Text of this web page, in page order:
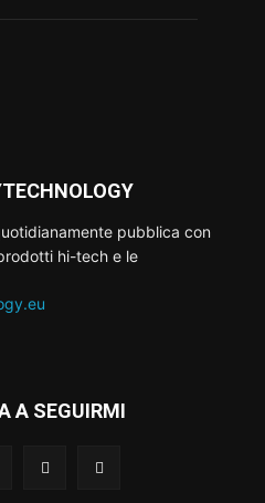
pubblica con
hi-tech e le
A SEGUIRMI